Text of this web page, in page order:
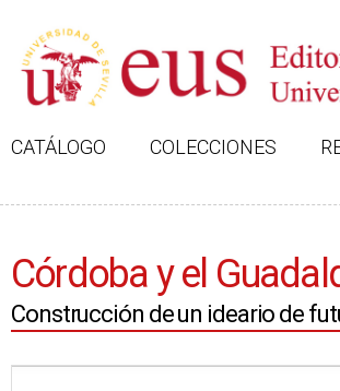
CATÁLOGO COLECCIONES
Córdoba y el
Construcción de un ideario de